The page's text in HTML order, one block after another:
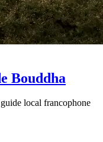
Bouddha
local francophone